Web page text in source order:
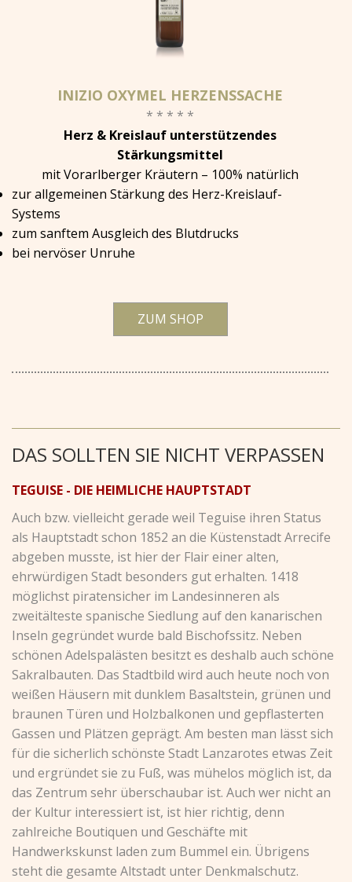
INIZIO OXYMEL HERZENSSACHE
* * * * *
Herz & Kreislauf unterstützendes
Stärkungsmittel
mit Vorarlberger Kräutern – 100% natürlich
zur allgemeinen Stärkung des Herz-Kreislauf-
Systems
zum sanftem Ausgleich des Blutdrucks
bei nervöser Unruhe
ZUM SHOP
DAS SOLLTEN SIE NICHT VERPASSEN
TEGUISE - DIE HEIMLICHE HAUPTSTADT
Auch bzw. vielleicht gerade weil Teguise ihren Status
als Hauptstadt schon 1852 an die Küstenstadt Arrecife
abgeben musste, ist hier der Flair einer alten,
ehrwürdigen Stadt besonders gut erhalten. 1418
möglichst piratensicher im Landesinneren als
zweitälteste spanische Siedlung auf den kanarischen
Inseln gegründet wurde bald Bischofssitz. Neben
schönen Adelspalästen besitzt es deshalb auch schöne
Sakralbauten. Das Stadtbild wird auch heute noch von
weißen Häusern mit dunklem Basaltstein, grünen und
braunen Türen und Holzbalkonen und gepflasterten
Gassen und Plätzen geprägt. Am besten man lässt sich
für die sicherlich schönste Stadt Lanzarotes etwas Zeit
und ergründet sie zu Fuß, was mühelos möglich ist, da
das Zentrum sehr überschaubar ist. Auch wer nicht an
der Kultur interessiert ist, ist hier richtig, denn
zahlreiche Boutiquen und Geschäfte mit
Handwerkskunst laden zum Bummel ein. Übrigens
steht die gesamte Altstadt unter Denkmalschutz.